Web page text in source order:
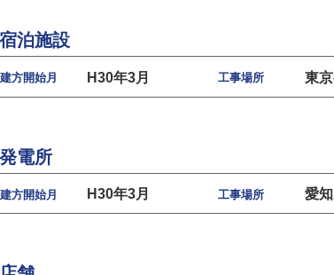
宿泊施設
建方開始月 H30年3月 工事場所 東
発電所
建方開始月 H30年3月 工事場所 愛